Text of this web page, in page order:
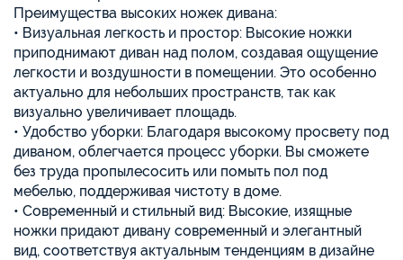
Преимущества высоких ножек дивана:
• Визуальная легкость и простор: Высокие ножки
приподнимают диван над полом, создавая ощущение
легкости и воздушности в помещении. Это особенно
актуально для небольших пространств, так как
визуально увеличивает площадь.
• Удобство уборки: Благодаря высокому просвету под
диваном, облегчается процесс уборки. Вы сможете
без труда пропылесосить или помыть пол под
мебелью, поддерживая чистоту в доме.
• Современный и стильный вид: Высокие, изящные
ножки придают дивану современный и элегантный
вид, соответствуя актуальным тенденциям в дизайне